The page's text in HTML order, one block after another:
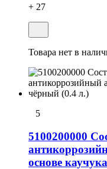
+ 27
Товара нет в
5
5100200000
основе